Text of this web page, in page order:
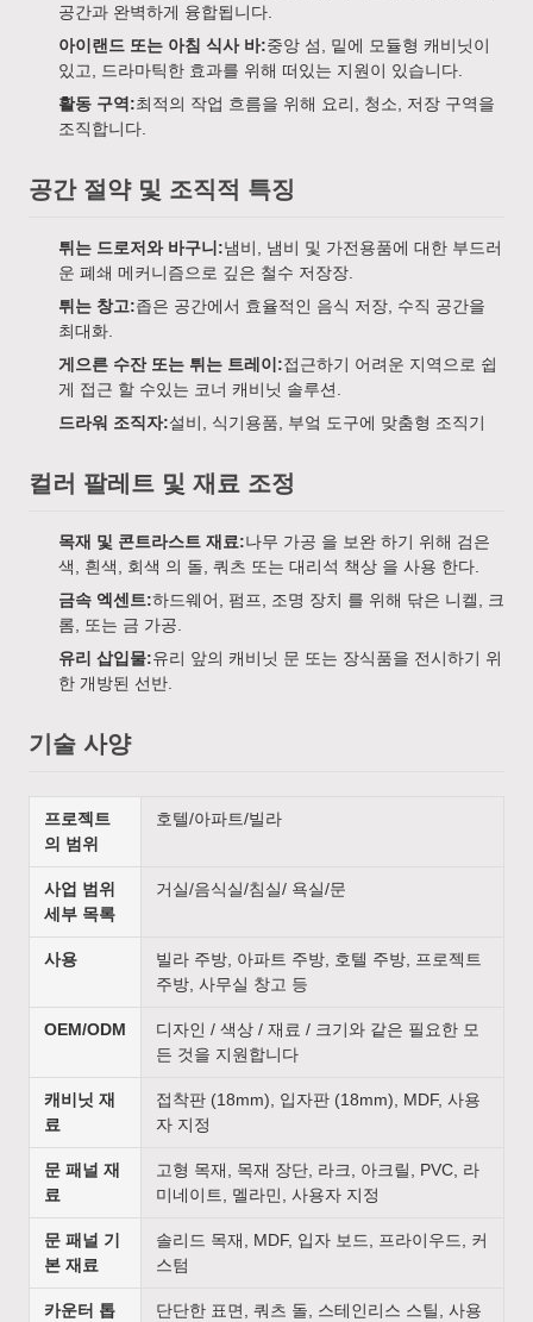
공간과 완벽하게 융합됩니다.
아이랜드 또는 아침 식사 바:중앙 섬, 밑에 모듈형 캐비닛이
있고, 드라마틱한 효과를 위해 떠있는 지원이 있습니다.
활동 구역:최적의 작업 흐름을 위해 요리, 청소, 저장 구역을
조직합니다.
공간 절약 및 조직적 특징
튀는 드로저와 바구니:냄비, 냄비 및 가전용품에 대한 부드러
운 폐쇄 메커니즘으로 깊은 철수 저장장.
튀는 창고:좁은 공간에서 효율적인 음식 저장, 수직 공간을
최대화.
게으른 수잔 또는 튀는 트레이:접근하기 어려운 지역으로 쉽
게 접근 할 수있는 코너 캐비닛 솔루션.
드라워 조직자:설비, 식기용품, 부엌 도구에 맞춤형 조직기
컬러 팔레트 및 재료 조정
목재 및 콘트라스트 재료:나무 가공 을 보완 하기 위해 검은
색, 흰색, 회색 의 돌, 쿼츠 또는 대리석 책상 을 사용 한다.
금속 엑센트:하드웨어, 펌프, 조명 장치 를 위해 닦은 니켈, 크
롬, 또는 금 가공.
유리 삽입물:유리 앞의 캐비닛 문 또는 장식품을 전시하기 위
한 개방된 선반.
기술 사양
프로젝트
의 범위
호텔/아파트/빌라
사업 범위
세부 목록
거실/음식실/침실/ 욕실/문
사용
빌라 주방, 아파트 주방, 호텔 주방, 프로젝트
주방, 사무실 창고 등
OEM/ODM
디자인 / 색상 / 재료 / 크기와 같은 필요한 모
든 것을 지원합니다
캐비닛 재
료
접착판 (18mm), 입자판 (18mm), MDF, 사용
자 지정
문 패널 재
료
고형 목재, 목재 장단, 라크, 아크릴, PVC, 라
미네이트, 멜라민, 사용자 지정
문 패널 기
본 재료
솔리드 목재, MDF, 입자 보드, 프라이우드, 커
스텀
카운터 톱
단단한 표면, 쿼츠 돌, 스테인리스 스틸, 사용